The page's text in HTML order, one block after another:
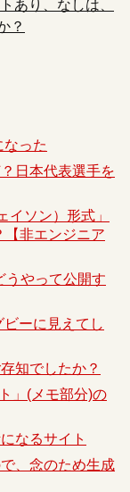
あり、なしは、
？
った
日本代表選手を
ソン）形式」
【非エンジニア
うやって公開す
ーに見えてし
知でしたか？
」(メモ部分)の
なるサイト
、念のため生成